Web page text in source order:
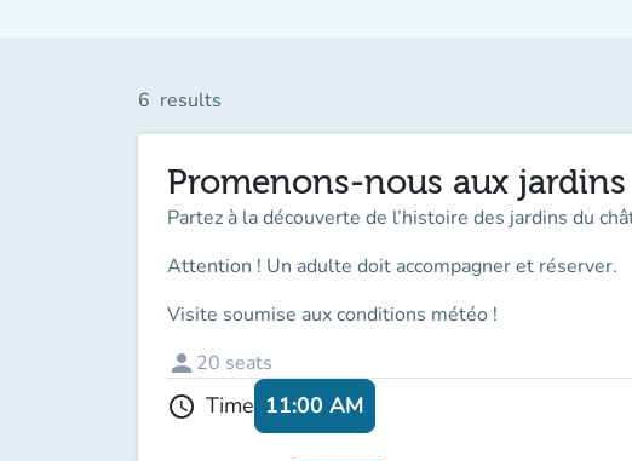
6 results
Promenons-nous aux jardins
Partez à la découverte de l’histoire des jardins du
Attention ! Un adulte doit accompagneret réserver.
Visite soumise aux conditions météo !
person 20 seats
schedule Time 11:00 AM